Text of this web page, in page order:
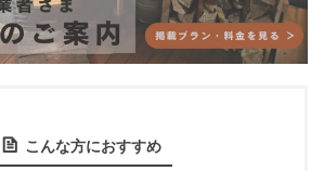
こんな方におすすめ